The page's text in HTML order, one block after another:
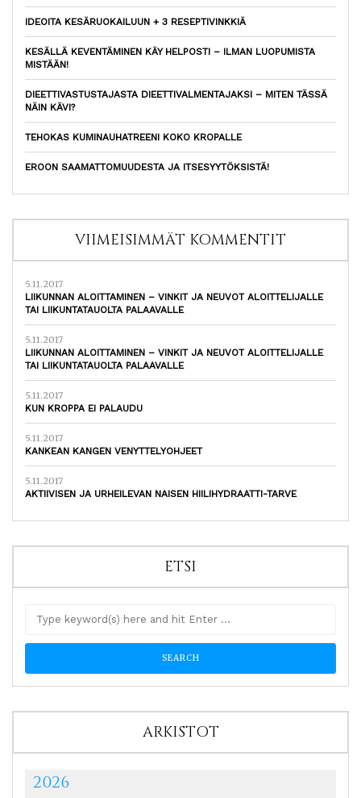
IDEOITA KESÄRUOKAILUUN + 3 RESEPTIVINKKIÄ
KESÄLLÄ KEVENTÄMINEN KÄY HELPOSTI – ILMAN LUOPUMISTA
MISTÄÄN!
DIEETTIVASTUSTAJASTA DIEETTIVALMENTAJAKSI – MITEN TÄSSÄ
NÄIN KÄVI?
TEHOKAS KUMINAUHATREENI KOKO KROPALLE
EROON SAAMATTOMUUDESTA JA ITSESYYTÖKSISTÄ!
VIIMEISIMMÄT KOMMENTIT
5.11.2017
LIIKUNNAN ALOITTAMINEN – VINKIT JA NEUVOT ALOITTELIJALLE
TAI LIIKUNTATAUOLTA PALAAVALLE
5.11.2017
LIIKUNNAN ALOITTAMINEN – VINKIT JA NEUVOT ALOITTELIJALLE
TAI LIIKUNTATAUOLTA PALAAVALLE
5.11.2017
KUN KROPPA EI PALAUDU
5.11.2017
KANKEAN KANGEN VENYTTELYOHJEET
5.11.2017
AKTIIVISEN JA URHEILEVAN NAISEN HIILIHYDRAATTI-TARVE
ETSI
ARKISTOT
2026